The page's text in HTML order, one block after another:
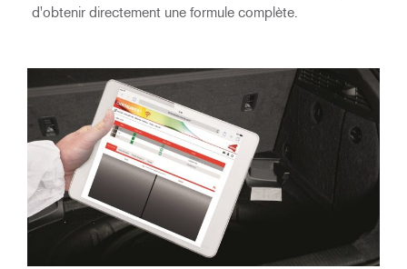
d'obtenir directement une formule complète.